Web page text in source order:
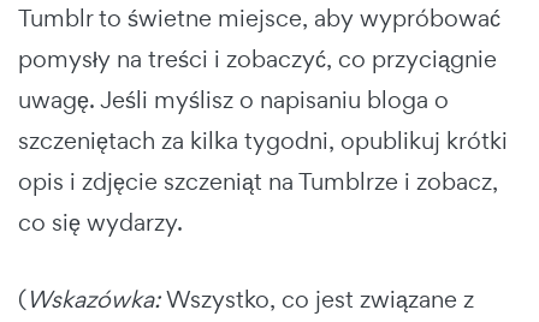
Tumblr to świetne miejsce, aby wypróbować
pomysły na treści i zobaczyć, co przyciągnie
uwagę. Jeśli myślisz o napisaniu bloga o
szczeniętach za kilka tygodni, opublikuj krótki
opis i zdjęcie szczeniąt na Tumblrze i zobacz,
co się wydarzy.
(Wskazówka:Wszystko, co jest związane z